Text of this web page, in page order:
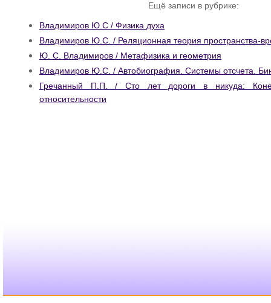
Ещё записи в рубрике:
Владимиров Ю.С / Физика духа
Владимиров Ю.С. / Реляционная теория пространства-
Ю. С. Владимиров / Метафизика и геометрия
Владимиров Ю.С. / Автобиография. Системы отсчета.
Гречанный П.П. / Сто лет дороги в никуда:
относительности